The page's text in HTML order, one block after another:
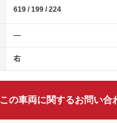
619 / 199 / 224
―
右
この車両に関するお問い合